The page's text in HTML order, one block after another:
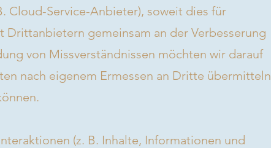
Cloud-Service-Anbieter), soweit dies für
Drittanbietern gemeinsam an der Verbesserung
von Missverständnissen möchten wir darauf
nach eigenem Ermessen an Dritte übermitteln
(z. B. Inhalte, Informationen und